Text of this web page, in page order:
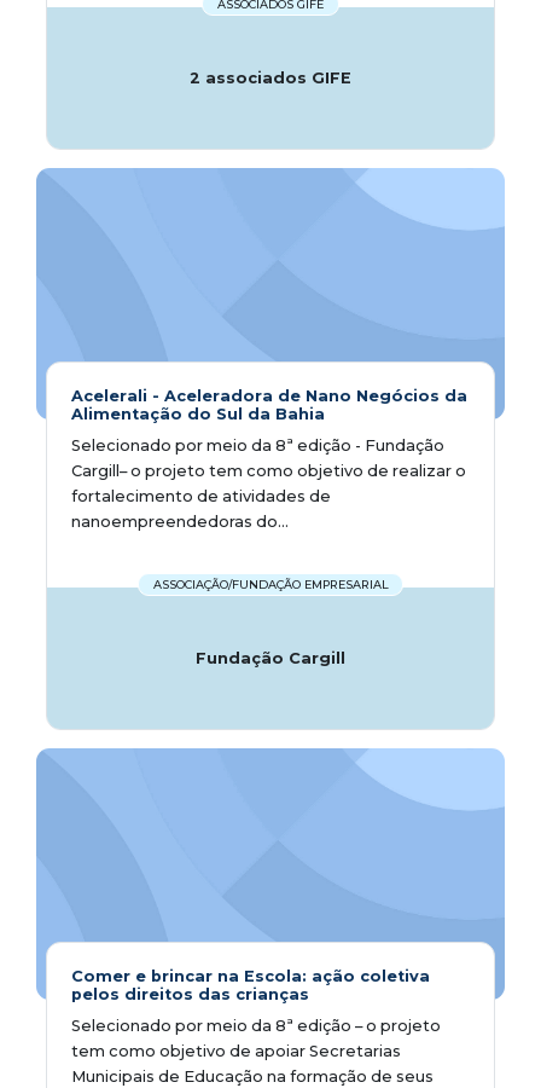
ASSOCIADOS GIFE
2 associados GIFE
Acelerali - Aceleradora de Nano Negócios da
Alimentação do Sul da Bahia
Selecionado por meio da 8ª edição - Fundação
Cargill– o projeto tem como objetivo de realizar o
fortalecimento de atividades de
nanoempreendedoras do...
ASSOCIAÇÃO/FUNDAÇÃO EMPRESARIAL
Fundação Cargill
Comer e brincar na Escola: ação coletiva
pelos direitos das crianças
Selecionado por meio da 8ª edição – o projeto
tem como objetivo de apoiar Secretarias
Municipais de Educação na formação de seus